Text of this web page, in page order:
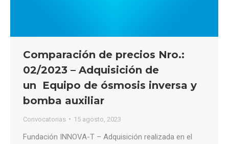
Comparación de precios Nro.:
02/2023 – Adquisición de
un Equipo de ósmosis inversa y
bomba auxiliar
Convocatorias 15 agosto, 2023
Fundación INNOVA-T – Adquisición realizada en el